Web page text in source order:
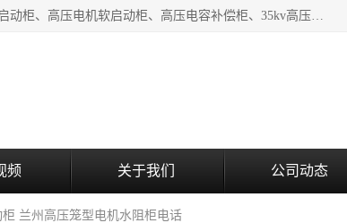
湖北中盛电气有限公司（下称中盛电气）主要产品有：水阻柜、高压软启动柜、高压电机软启动柜、高压电容补偿柜、35kv高压开关柜、高压固态软启动柜等;致力于工业电气控制、电力电子、工业用机器人及自动化产线等产品的研发、制造和应用，是集研发、生产、销售和技术服务于一体的高新技术企业。
频 关于我们 公司动态
兰州高压笼型电机水阻柜电话